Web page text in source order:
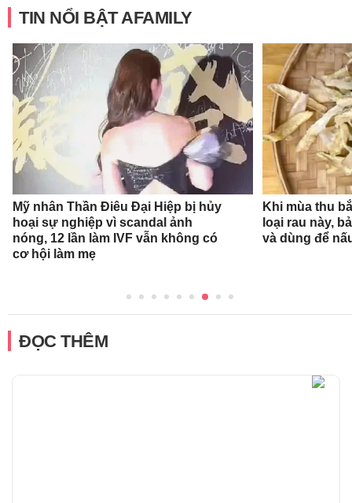
TIN NỔI BẬT AFAMILY
Mỹ nhân Thần Điêu Đại Hiệp bị hủy
hoại sự nghiệp vì scandal ảnh
nóng, 12 lần làm IVF vẫn không có
cơ hội làm mẹ
Khi mùa thu
loại rau này,
và dùng để
ĐỌC THÊM